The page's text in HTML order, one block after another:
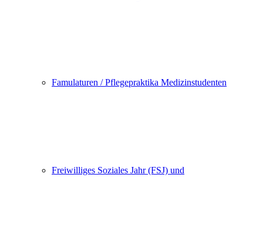
Famulaturen / Pflegepraktika Medizinstudenten
Freiwilliges Soziales Jahr (FSJ) und